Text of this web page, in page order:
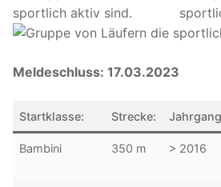
Meldeschluss: 17.03.2023
Startklasse: Strecke:
Bambini 350 m > 2016